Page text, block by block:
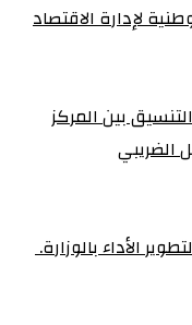
لإدارة الاقتصاد
بين المركز
الضريبي‏
الأداء بالوزارة.